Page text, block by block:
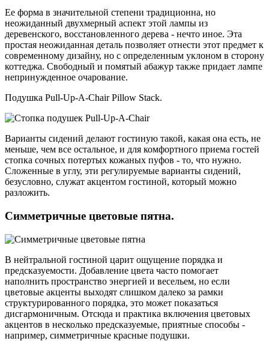
Ее форма в значительной степени традиционна, но
неожиданный двухмерный аспект этой лампы из
деревенского, восстановленного дерева - нечто иное. Эта
простая неожиданная деталь позволяет отнести этот предмет к
современному дизайну, но с определенным уклоном в сторону
коттеджа. Свободный и помятый абажур также придает лампе
непринужденное очарование.
Подушка Pull-Up-A-Chair Pillow Stack.
Варианты сидений делают гостиную такой, какая она есть, не
меньше, чем все остальное, и для комфортного приема гостей
стопка сочных потертых кожаных пуфов - то, что нужно.
Сложенные в углу, эти регулируемые варианты сидений,
безусловно, служат акцентом гостиной, который можно
разложить.
Симметричные цветовые пятна.
В нейтральной гостиной царит ощущение порядка и
предсказуемости. Добавление цвета часто помогает
наполнить пространство энергией и весельем, но если
цветовые акценты выходят слишком далеко за рамки
структурированного порядка, это может показаться
дисгармоничным. Отсюда и практика включения цветовых
акцентов в несколько предсказуемые, приятные способы -
например, симметричные красные подушки.